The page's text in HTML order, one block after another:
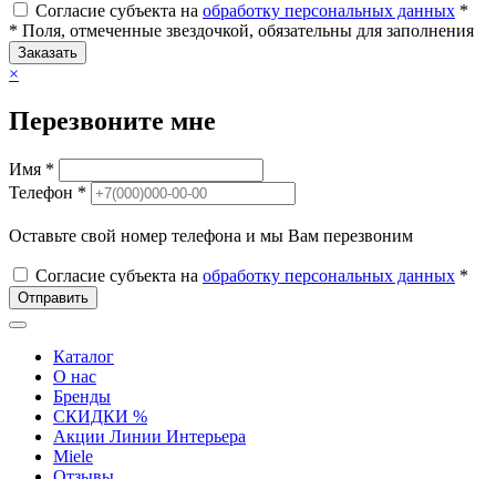
Согласие субъекта на обработку персональных данных *
* Поля, отмеченные звездочкой, обязательны для заполнения
Заказать
×
Перезвоните мне
Имя *
Телефон *
Оставьте свой номер телефона и мы Вам перезвоним
Согласие субъекта на обработку персональных данных *
Отправить
Каталог
О нас
Бренды
СКИДКИ %
Акции Линии Интерьера
Miele